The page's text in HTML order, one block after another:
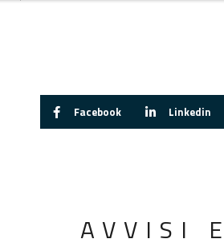
Facebook Linkedin
AVVISI